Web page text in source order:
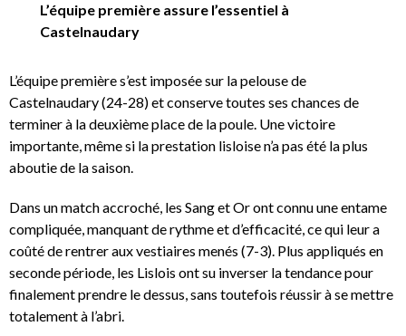
L’équipe première assure l’essentiel à
Castelnaudary
L’équipe première s’est imposée sur la pelouse de
Castelnaudary (24-28) et conserve toutes ses chances de
terminer à la deuxième place de la poule. Une victoire
importante, même si la prestation lisloise n’a pas été la plus
aboutie de la saison.
Dans un match accroché, les Sang et Or ont connu une entame
compliquée, manquant de rythme et d’efficacité, ce qui leur a
coûté de rentrer aux vestiaires menés (7-3). Plus appliqués en
seconde période, les Lislois ont su inverser la tendance pour
finalement prendre le dessus, sans toutefois réussir à se mettre
totalement à l’abri.